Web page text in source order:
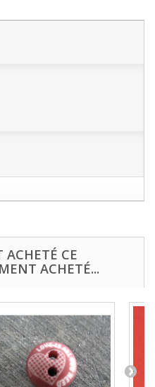
ACHETÉ CE
ACHETÉ...